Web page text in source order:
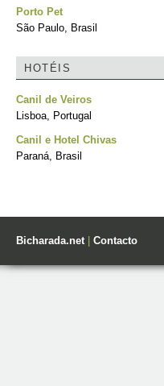
Porto Pet
São Paulo, Brasil
HOTÉIS
Canil de Veiros
Lisboa, Portugal
Canil e Hotel Chivas
Paraná, Brasil
Bicharada.net| Contacto